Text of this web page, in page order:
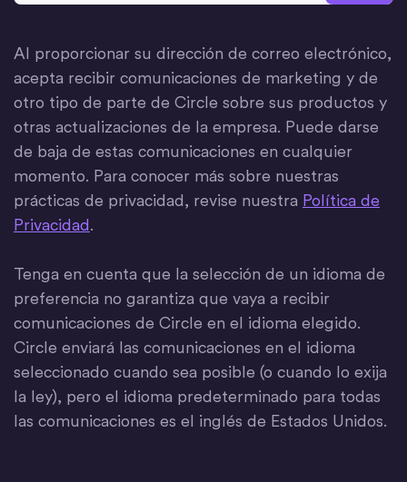
Al proporcionar su dirección de correo electrónico,
acepta recibir comunicaciones de marketing y de
otro tipo de parte de Circle sobre sus productos y
otras actualizaciones de la empresa. Puede darse
de baja de estas comunicaciones en cualquier
momento. Para conocer más sobre nuestras
prácticas de privacidad, revise nuestra Política de
Privacidad.
Tenga en cuenta que la selección de un idioma de
preferencia no garantiza que vaya a recibir
comunicaciones de Circle en el idioma elegido.
Circle enviará las comunicaciones en el idioma
seleccionado cuando sea posible (o cuando lo exija
la ley), pero el idioma predeterminado para todas
las comunicaciones es el inglés de Estados Unidos.